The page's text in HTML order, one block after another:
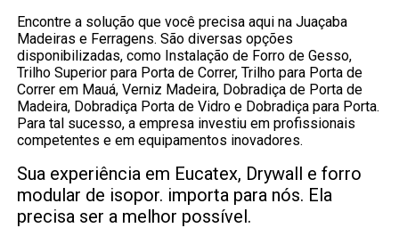
Encontre a solução que você precisa aqui na Juaçaba
Madeiras e Ferragens. São diversas opções
disponibilizadas, como Instalação de Forro de Gesso,
Trilho Superior para Porta de Correr, Trilho para Porta de
Correr em Mauá, Verniz Madeira, Dobradiça de Porta de
Madeira, Dobradiça Porta de Vidro e Dobradiça para Porta.
Para tal sucesso, a empresa investiu em profissionais
competentes e em equipamentos inovadores.
Sua experiência em Eucatex, Drywall e forro
modular de isopor. importa para nós. Ela
precisa ser a melhor possível.